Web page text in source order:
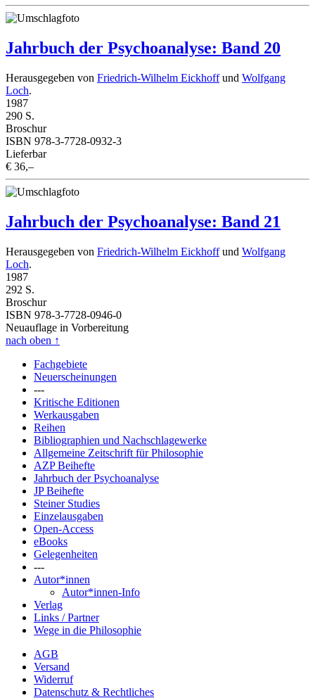
Jahrbuch der Psychoanalyse: Band 20
Herausgegeben von Friedrich-Wilhelm Eickhoffund Wolfgang
Loch.
1987
290 S.
Broschur
ISBN 978-3-7728-0932-3
Lieferbar
€ 36,–
Jahrbuch der Psychoanalyse: Band 21
Herausgegeben von Friedrich-Wilhelm Eickhoffund Wolfgang
Loch.
1987
292 S.
Broschur
ISBN 978-3-7728-0946-0
Neuauflage in Vorbereitung
nach oben ↑
Fachgebiete
Neuerscheinungen
---
Kritische Editionen
Werkausgaben
Reihen
Bibliographien und Nachschlagewerke
Allgemeine Zeitschrift für Philosophie
AZP Beihefte
Jahrbuch der Psychoanalyse
JP Beihefte
Steiner Studies
Einzelausgaben
Open-Access
eBooks
Gelegenheiten
---
Autor*innen
Autor*innen-Info
Verlag
Links / Partner
Wege in die Philosophie
AGB
Versand
Widerruf
Datenschutz & Rechtliches